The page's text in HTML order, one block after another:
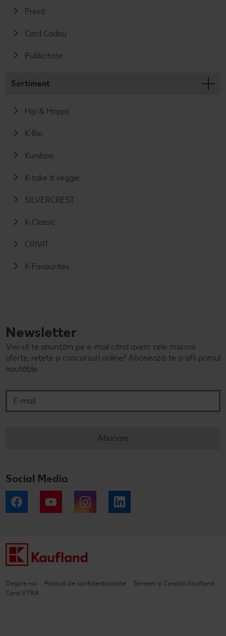
Presă
Card Cadou
Publicitate
Sortiment
Hip & Hopps
K-Bio
Kuniboo
K-take it veggie
SILVERCREST
K-Classic
CRIVIT
K-Favourites
Newsletter
Vrei să te anunțăm pe e-mail când avem cele mai noi
oferte, rețete și concursuri online? Abonează-te și afli primul
noutățile.
Abonare
Social Media
Facebook YouTube Instagram
Despre noi Politică de confidențialitate
Termeni și Condiții Kaufland
Card XTRA